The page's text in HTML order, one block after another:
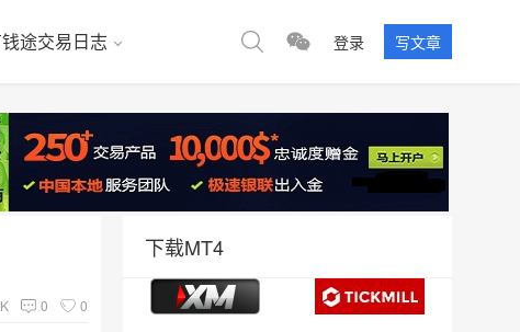
途交易日志 登录 写文章
0 0
下载MT4